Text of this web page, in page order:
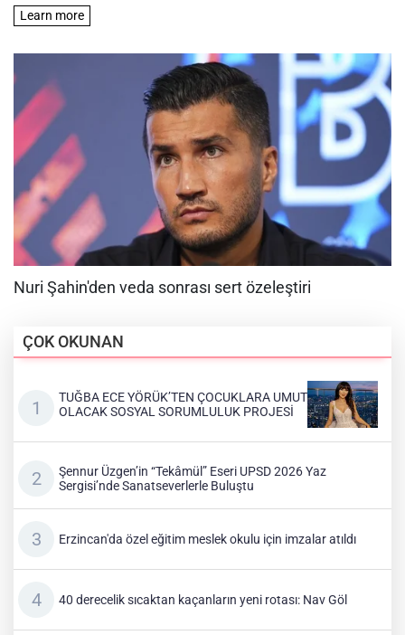
ÇOK OKUNAN
TUĞBA ECE YÖRÜK’TEN ÇOCUKLARA UMUT
OLACAK SOSYAL SORUMLULUK PROJESİ
Şennur Üzgen’in “Tekâmül” Eseri UPSD 2026 Yaz
Sergisi’nde Sanatseverlerle Buluştu
Erzincan'da özel eğitim meslek okulu için imzalar atıldı
40 derecelik sıcaktan kaçanların yeni rotası: Nav Göl